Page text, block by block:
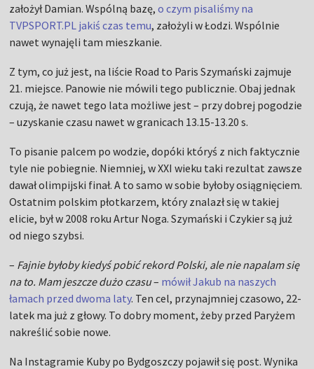
założył Damian. Wspólną bazę,o czym pisaliśmy na
TVPSPORT.PL jakiś czas temu, założyli w Łodzi. Wspólnie
nawet wynajęli tam mieszkanie.
Z tym, co już jest, na liście Road to Paris Szymański zajmuje
21. miejsce. Panowie nie mówili tego publicznie. Obaj jednak
czują, że nawet tego lata możliwe jest – przy dobrej pogodzie
– uzyskanie czasu nawet w granicach 13.15-13.20 s.
To pisanie palcem po wodzie, dopóki któryś z nich faktycznie
tyle nie pobiegnie. Niemniej, w XXI wieku taki rezultat zawsze
dawał olimpijski finał. A to samo w sobie byłoby osiągnięciem.
Ostatnim polskim płotkarzem, który znalazł się w takiej
elicie, był w 2008 roku Artur Noga. Szymański i Czykier są już
od niego szybsi.
– Fajnie byłoby kiedyś pobić rekord Polski, ale nie napalam się
na to. Mam jeszcze dużo czasu– mówił Jakub na naszych
łamach przed dwoma laty. Ten cel, przynajmniej czasowo, 22-
latek ma już z głowy. To dobry moment, żeby przed Paryżem
nakreślić sobie nowe.
Na Instagramie Kuby po Bydgoszczy pojawił się post. Wynika